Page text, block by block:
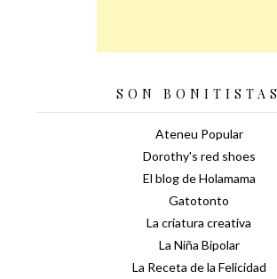
SON BONITISTAS
Ateneu Popular
Dorothy's red shoes
El blog de Holamama
Gatotonto
La criatura creativa
La Niña Bipolar
La Receta de la Felicidad